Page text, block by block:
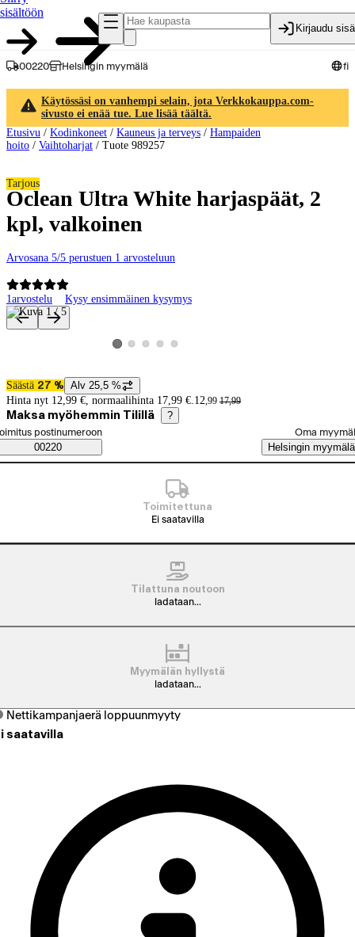
sisältöön
Kirjaudu
00220 Helsingin myymälä fi
Käytössäsi on vanhempi selain, jota Verkkokauppa.com-
sivusto ei enää tue. Lue lisää täältä.
Etusivu / Kodinkoneet / Kauneus ja terveys / Hampaiden
hoito / Vaihtoharjat / Tuote 989257
Oclean Ultra White harjaspäät, 2
kpl, valkoinen
Arvosana 5/5 perustuen 1 arvosteluun
1arvostelu Kysy ensimmäinen kysymys
Tarjous
Tuotteen kuvat ja videot
Katso tuotekuva 1
Katso tuotekuva 2
Katso tuotekuva 3
Katso tuotekuva 4
Katso tuotekuva 5
Hintatiedot
Säästä 27 %
Alv 25,5 %
Hinta nyt 12,99 €, normaalihinta 17,99 €. 12,99 17,99
Maksa myöhemmin Tilillä ?
Saatavuustiedot
tilaustapa
postinumeroon
00220
Oma
Helsingin myymälä
Toimitettuna
Ei saatavilla
Tilattuna noutoon
ladataan...
Myymälän hyllystä
ladataan...
Nettikampanjaerä loppuunmyyty
saatavilla